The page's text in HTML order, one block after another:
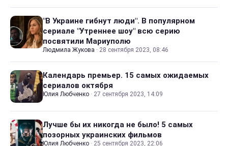
"В Украине гибнут люди". В популярном
сериале "Утреннее шоу" всю серию
посвятили Мариуполю
Людмила Жукова · 28 сентября 2023, 08:46
Календарь премьер. 15 самых ожидаемых
сериалов октября
Юлия Любченко · 27 сентября 2023, 14:09
Лучше бы их никогда не было! 5 самых
позорных украинских фильмов
Юлия Любченко · 25 сентября 2023, 22:06